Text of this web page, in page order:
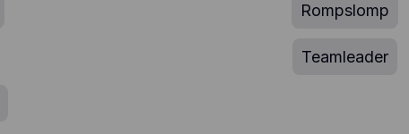
Rompslomp
Teamleader